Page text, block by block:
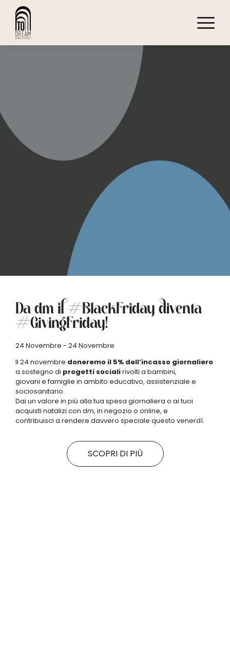
Da dm il #BlackFriday diventa
#GivingFriday!
24 Novembre - 24 Novembre
Il 24 novembre doneremo il 5% dell’incasso giornaliero
a sostegno di progetti socialirivolti a bambini,
giovani e famiglie in ambito educativo, assistenziale e
sociosanitario.
Dai un valore in più alla tua spesa giornaliera o ai tuoi
acquisti natalizi con dm, in negozio o online, e
contribuisci a rendere davvero speciale questo venerdì.
SCOPRI DI PIÙ